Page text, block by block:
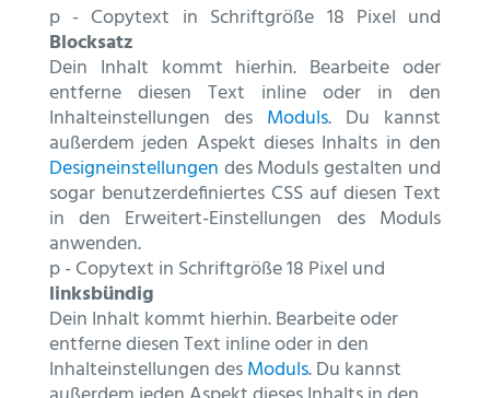
p - Copytext in Schriftgröße 18 Pixel und
Blocksatz
Dein Inhalt kommt hierhin. Bearbeite oder
entferne diesen Text inline oder in den
Inhalteinstellungen des Moduls. Du kannst
außerdem jeden Aspekt dieses Inhalts in den
Designeinstellungen des Moduls gestalten und
sogar benutzerdefiniertes CSS auf diesen Text
in den Erweitert-Einstellungen des Moduls
anwenden.
p - Copytext in Schriftgröße 18 Pixel und
linksbündig
Dein Inhalt kommt hierhin. Bearbeite oder
entferne diesen Text inline oder in den
Inhalteinstellungen desModuls. Du kannst